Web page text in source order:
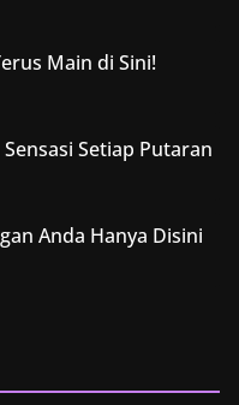
Main di Sini!
Setiap Putaran
Anda Hanya Disini